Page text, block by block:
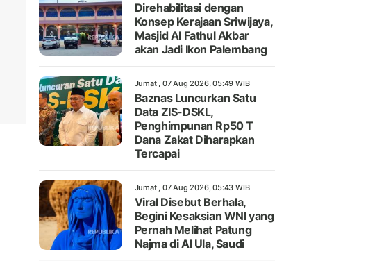
Direhabilitasi dengan
Konsep Kerajaan Sriwijaya,
Masjid Al Fathul Akbar
akan Jadi Ikon Palembang
Jumat , 07 Aug 2026, 05:49 WIB
Baznas Luncurkan Satu
Data ZIS-DSKL,
Penghimpunan Rp50 T
Dana Zakat Diharapkan
Tercapai
Jumat , 07 Aug 2026, 05:43 WIB
Viral Disebut Berhala,
Begini Kesaksian WNI yang
Pernah Melihat Patung
Najma di Al Ula, Saudi